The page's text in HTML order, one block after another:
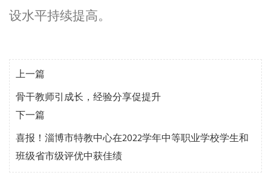
设水平持续提高。
上一篇
骨干教师引成长，经验分享促提升
下一篇
喜报！淄博市特教中心在2022学年中等职业学校学生和
班级省市级评优中获佳绩